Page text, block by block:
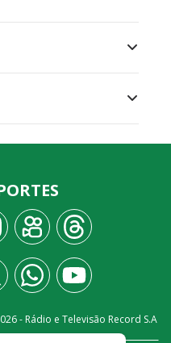
- Rádio e Televisão Record S.A